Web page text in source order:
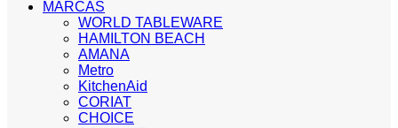
MARCAS
WORLD TABLEWARE
HAMILTON BEACH
AMANA
Metro
KitchenAid
CORIAT
CHOICE